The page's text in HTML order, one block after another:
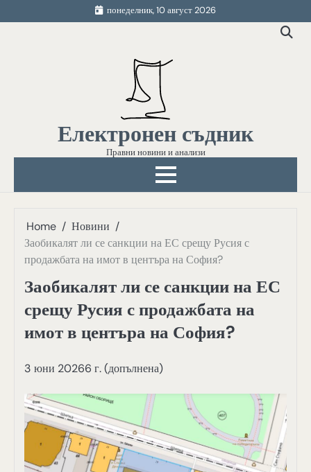
to
понеделник, 10 август 2026
Електронен съдник
Правни новини и анализи
Home
Новини
Заобикалят ли се санкции на ЕС срещу Русия с
продажбата на имот в центъра на София?
Заобикалят ли се санкции на ЕС
срещу Русия с продажбата на
имот в центъра на София?
3 юни 20266 г. (допълнена)